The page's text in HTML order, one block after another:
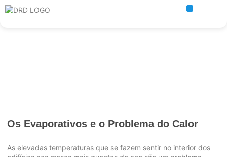
Os Evaporativos e o Problema do Calor
As elevadas temperaturas que se fazem sentir no interior dos